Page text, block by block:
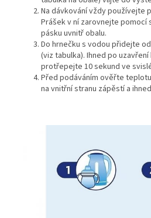
Na dávkování vždy používejte
Prášek v ní zarovnejte pomocí
pásku uvnitř obalu.
Do hrnečku s vodou přidejte
(viz tabulka). Ihned po
protřepejte 10 sekund ve
Před podáváním ověřte
na vnitřní stranu zápěstí a